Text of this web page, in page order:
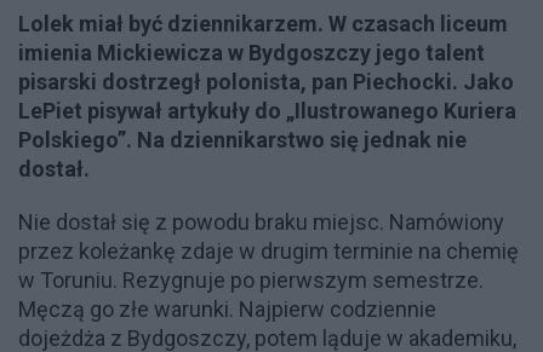
Lolek miał być dziennikarzem. W czasach liceum
imienia Mickiewicza w Bydgoszczy jego talent
pisarski dostrzegł polonista, pan Piechocki. Jako
LePiet pisywał artykuły do „Ilustrowanego Kuriera
Polskiego”. Na dziennikarstwo się jednak nie
dostał.
Nie dostał się z powodu braku miejsc. Namówiony
przez koleżankę zdaje w drugim terminie na chemię
w Toruniu. Rezygnuje po pierwszym semestrze.
Męczą go złe warunki. Najpierw codziennie
dojeżdża z Bydgoszczy, potem ląduje w akademiku,